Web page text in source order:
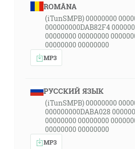
ROMÂNA
(iTunSMPB) 00000000
000000000DAB82F4
00000000 00000000
00000000 00000000
MP3
РУССКИЙ ЯЗЫК
(iTunSMPB) 00000000
000000000DABA028
00000000 00000000
00000000 00000000
MP3